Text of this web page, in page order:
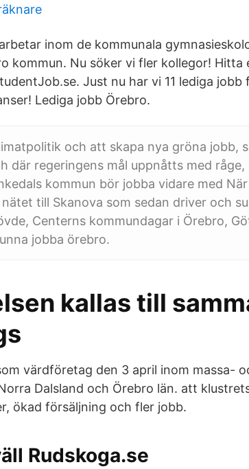
inom de kommunala
kommun. Nu söker vi fler kollegor! Hitta
Just nu har vi 11 lediga jobb
Lediga jobb Örebro.
och att skapa nya gröna jobb,
där regeringens mål uppnåtts med råge,
kommun bör jobba vidare med
till Skanova som sedan driver och
Centerns kommundagar i Örebro,
jobba örebro.
kallas till
värdföretag den 3 april inom massa-
Dalsland och Örebro län. att
ökad försäljning och fler jobb.
Rudskoga.se